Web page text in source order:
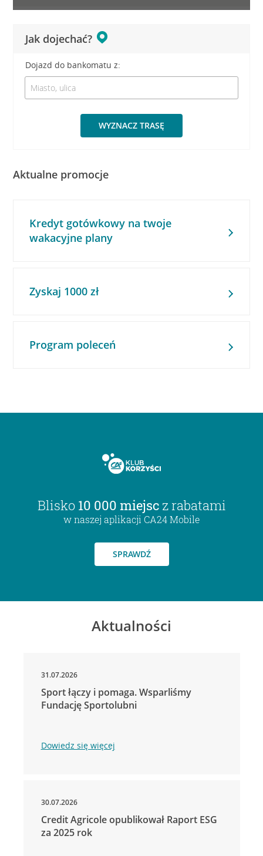
Jak dojechać?
Dojazd do bankomatu z:
WYZNACZ TRASĘ
Aktualne promocje
Kredyt gotówkowy na twoje
wakacyjne plany
Zyskaj 1000 zł
Program poleceń
Blisko 10 000 miejsc z rabatami
w naszej aplikacji CA24 Mobile
SPRAWDŹ
Aktualności
31.07.2026
Sport łączy i pomaga. Wsparliśmy
Fundację Sportolubni
Dowiedz się więcej
30.07.2026
Credit Agricole opublikował Raport ESG
za 2025 rok